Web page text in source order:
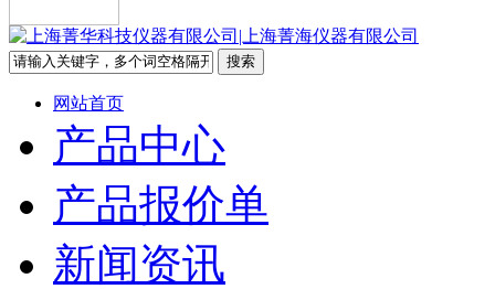
网站首页
产品中心
产品报价单
新闻资讯